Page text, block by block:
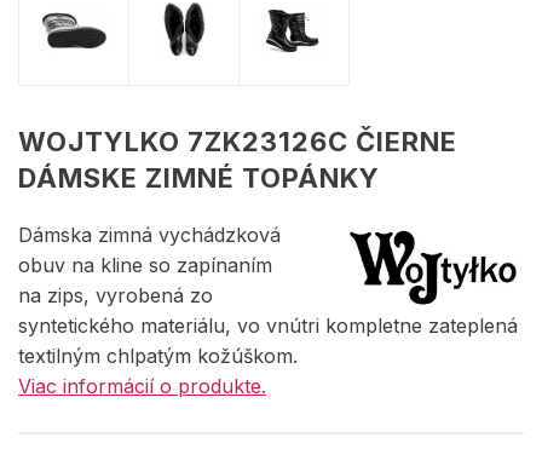
WOJTYLKO 7ZK23126C ČIERNE
DÁMSKE ZIMNÉ TOPÁNKY
Dámska zimná vychádzková
obuv na kline so zapínaním
na zips, vyrobená zo
syntetického materiálu, vo vnútri kompletne zateplená
textilným chlpatým kožúškom.
Viac informácií o produkte.